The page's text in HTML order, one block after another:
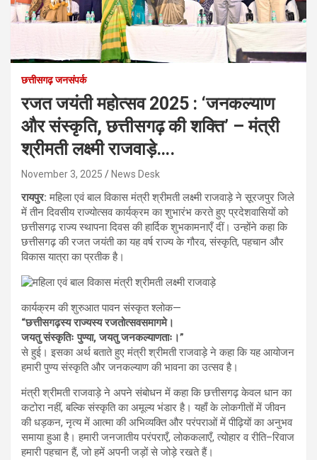
छत्तीसगढ़ जनसंपर्क
रजत जयंती महोत्सव 2025 : ‘जनकल्याण
और संस्कृति, छत्तीसगढ़ की शक्ति’ – मंत्री
श्रीमती लक्ष्मी राजवाड़े….
November 3, 2025 News Desk
रायपुर:महिला एवं बाल विकास मंत्री श्रीमती लक्ष्मी राजवाड़े ने सूरजपुर जिले
में तीन दिवसीय राज्योत्सव कार्यक्रम का शुभारंभ करते हुए प्रदेशवासियों को
छत्तीसगढ़ राज्य स्थापना दिवस की हार्दिक शुभकामनाएँ दीं। उन्होंने कहा कि
छत्तीसगढ़ की रजत जयंती का यह वर्ष राज्य के गौरव, संस्कृति, पहचान और
विकास यात्रा का प्रतीक है।
कार्यक्रम की शुरुआत पावन संस्कृत श्लोक—
“छत्तीसगढ़स्य राज्यस्य रजतोत्सवसमागमे।
जयतु संस्कृतिः पुण्या, जयतु जनकल्याणताः।”
से हुई। इसका अर्थ बताते हुए मंत्री श्रीमती राजवाड़े ने कहा कि यह आयोजन
हमारी पुण्य संस्कृति और जनकल्याण की भावना का उत्सव है।
मंत्री श्रीमती राजवाड़े ने अपने संबोधन में कहा कि छत्तीसगढ़ केवल धान का
कटोरा नहीं, बल्कि संस्कृति का अमूल्य भंडार है। यहाँ के लोकगीतों में जीवन
की धड़कन, नृत्य में आत्मा की अभिव्यक्ति और परंपराओं में पीढ़ियों का अनुभव
समाया हुआ है। हमारी जनजातीय परंपराएँ, लोककलाएँ, त्योहार व रीति–रिवाज
हमारी पहचान हैं, जो हमें अपनी जड़ों से जोड़े रखते हैं।